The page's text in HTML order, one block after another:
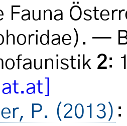
Fauna
—
2:
P. (2013)